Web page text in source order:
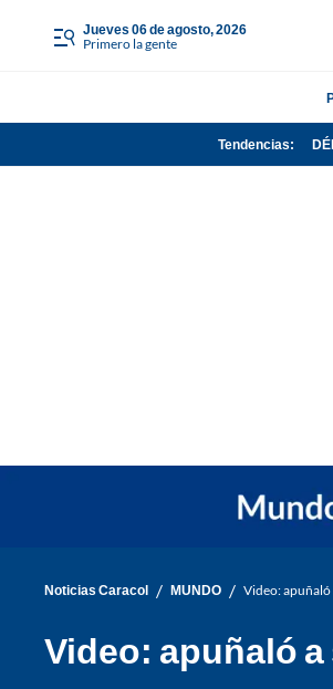
jueves 06 de agosto, 2026
Primero la gente
Tendencias:
Noticias Caracol / MUNDO / Video: apuñaló
Video: apuñaló